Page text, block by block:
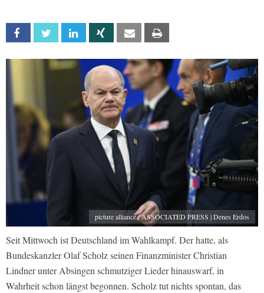
Facebook Twitter Linkedin Xing Email
picture alliance / ASSOCIATED PRESS | Denes Erdos
Seit Mittwoch ist Deutschland im Wahlkampf. Der hatte, als
Bundeskanzler Olaf Scholz seinen Finanzminister Christian
Lindner unter Absingen schmutziger Lieder hinauswarf, in
Wahrheit schon längst begonnen. Scholz tut nichts spontan, das